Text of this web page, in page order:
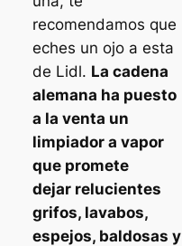
recomendamos que
eches un ojo a esta
de Lidl. La cadena
alemana ha puesto
a la venta un
limpiador a vapor
que promete
dejar relucientes
grifos, lavabos,
espejos, baldosas y